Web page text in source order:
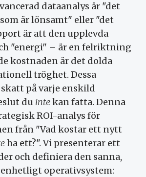
dataanalys är "det
är lönsamt" eller "det
är att den upplevda
"energi" – är en felriktning
kostnaden är det dolda
tröghet. Dessa
på varje enskild
du intekan fatta. Denna
ROI-analys för
från "Vad kostar ett nytt
ha ett?". Vi presenterar ett
och definiera den sanna,
operativsystem: